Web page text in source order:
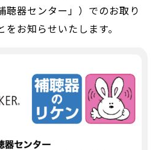
聴器センター」）でのお取り
お知らせいたします。